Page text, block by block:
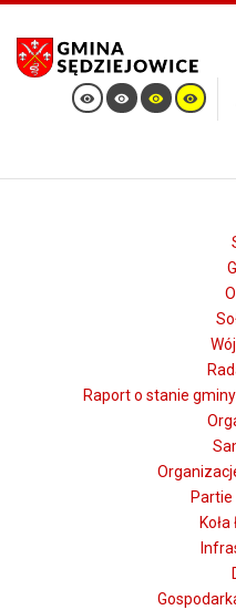
Raport o stanie